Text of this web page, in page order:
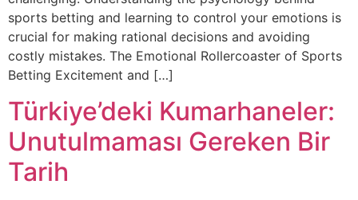
sports betting and learning to control your emotions is
crucial for making rational decisions and avoiding
costly mistakes. The Emotional Rollercoaster of Sports
Betting Excitement and […]
Türkiye’deki Kumarhaneler:
Unutulmaması Gereken Bir
Tarih